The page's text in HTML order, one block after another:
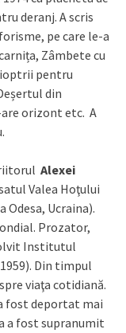
deranj. A scris
pe care le-a
Zâmbete cu
pentru
din
orizont etc. A
Alexei
Valea Hoţului
Odesa, Ucraina).
Prozator,
Institutul
Din timpul
viaţa cotidiană.
fost deportat mai
a fost supranumit